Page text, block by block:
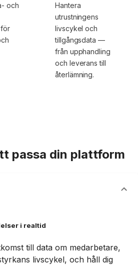
och
Hantera
utrustningens
livscykel och
tillgångsdata —
från upphandling
och leverans till
återlämning.
passa din plattform
i realtid
till data om medarbetare,
livscykel, och håll dig